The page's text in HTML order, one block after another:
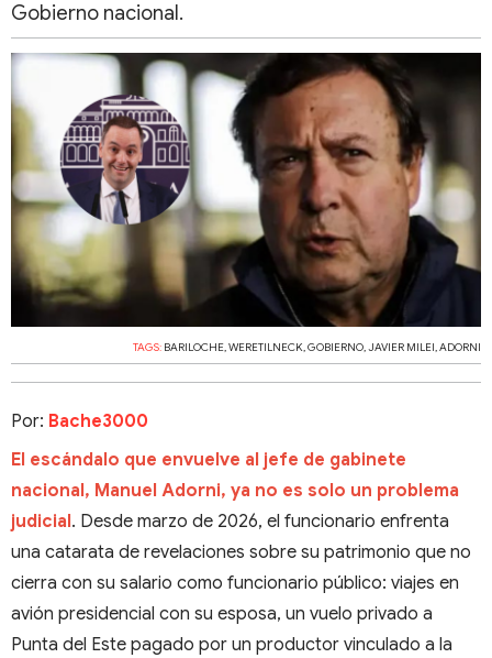
Gobierno nacional.
TAGS: BARILOCHE,WERETILNECK,GOBIERNO,JAVIER MILEI,ADORNI
Por: Bache3000
El escándalo que envuelve al jefe de gabinete
nacional, Manuel Adorni, ya no es solo un problema
judicial. Desde marzo de 2026, el funcionario enfrenta
una catarata de revelaciones sobre su patrimonio que no
cierra con su salario como funcionario público: viajes en
avión presidencial con su esposa, un vuelo privado a
Punta del Este pagado por un productor vinculado a la